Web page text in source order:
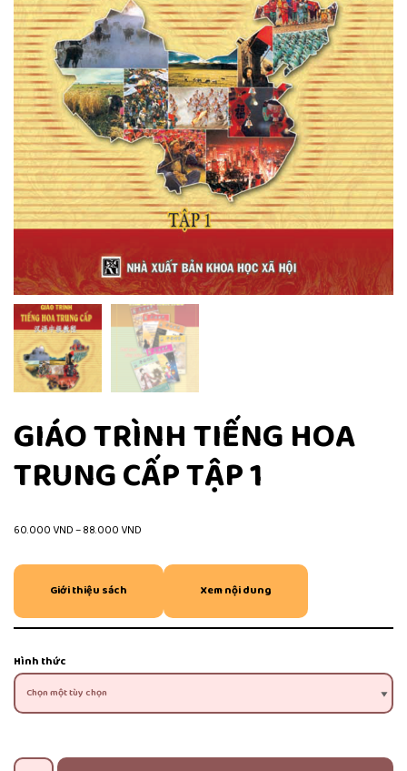
GIÁO TRÌNH TIẾNG HOA
TRUNG CẤP TẬP 1
60.000 VND–88.000 VND
Giới thiệu sách Xem nội dung
Hình thức